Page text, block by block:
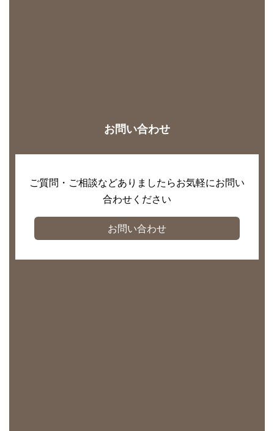
お問い合わせ
ご質問・ご相談などありましたらお気軽にお問い
合わせください
お問い合わせ